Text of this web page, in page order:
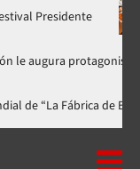
suma al Festival
protagonismo político
mundial de “La